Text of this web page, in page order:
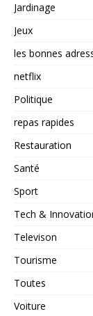
Jardinage
Jeux
les bonnes
netflix
Politique
repas rapides
Restauration
Santé
Sport
Tech &
Televison
Tourisme
Toutes
Voiture